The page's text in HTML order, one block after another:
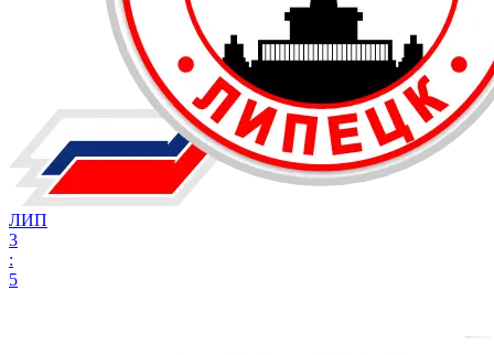
ЛИП
3
:
5